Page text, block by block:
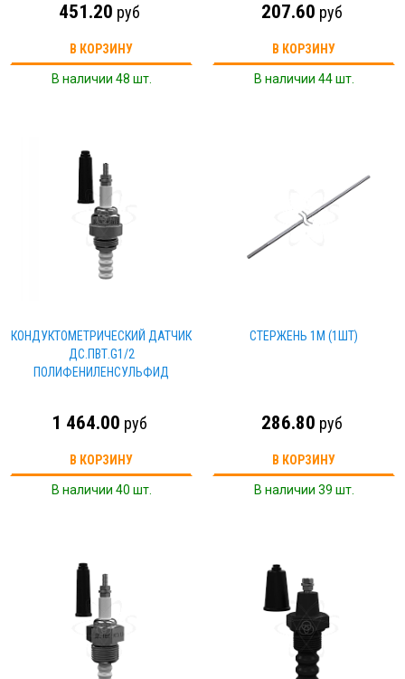
451.20 руб
В КОРЗИНУ
В наличии 48 шт.
207.60 руб
В КОРЗИНУ
В наличии 44 шт.
КОНДУКТОМЕТРИЧЕСКИЙ ДАТЧИК
ДС.ПВТ.G1/2
ПОЛИФЕНИЛЕНСУЛЬФИД
1 464.00 руб
В КОРЗИНУ
В наличии 40 шт.
СТЕРЖЕНЬ 1М (1ШТ)
286.80 руб
В КОРЗИНУ
В наличии 39 шт.